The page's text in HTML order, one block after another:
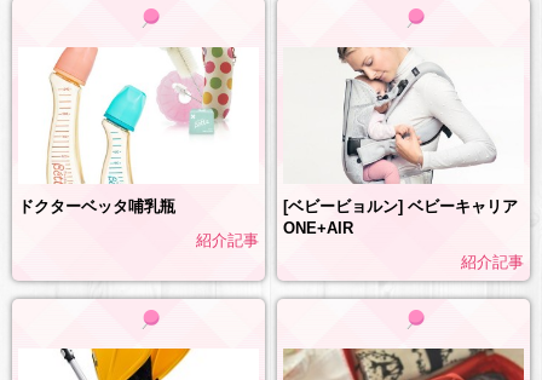
ドクターベッタ哺乳瓶
紹介記事
[ベビービョルン] ベビーキャリア
ONE+AIR
紹介記事